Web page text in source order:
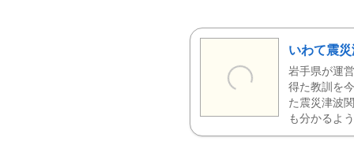
いわて震
岩手県が運
得た教訓を
た震災津波
も分かるよ